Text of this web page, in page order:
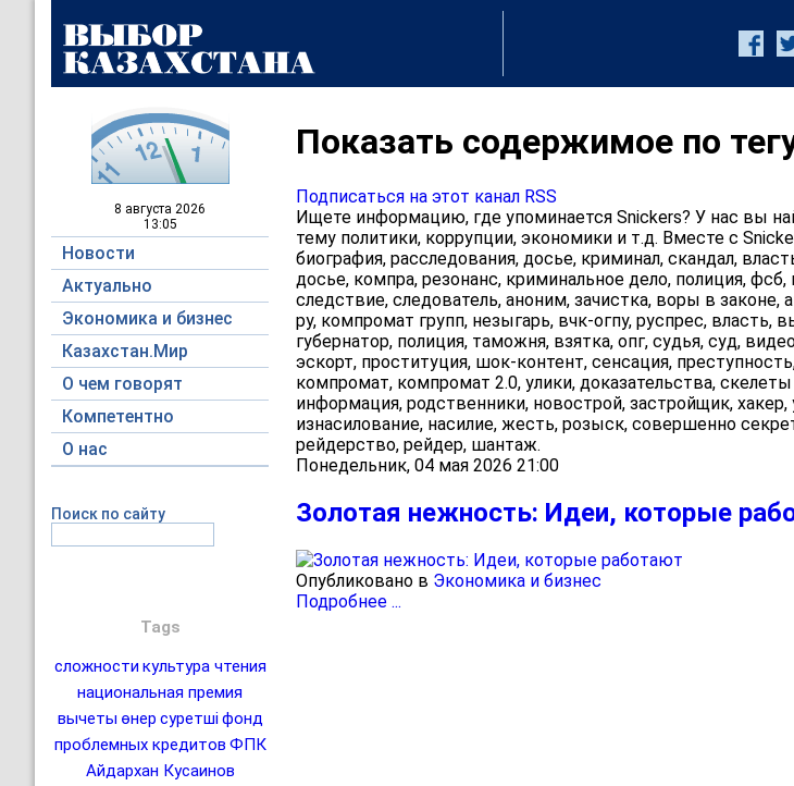
8 августа 2026
13:05
Новости
Актуально
Экономика и бизнес
Казахстан.Мир
О чем говорят
Компетентно
О нас
Поиск по сайту
Tags
сложности культура чтения
национальная премия
вычеты өнер суретшіфонд
проблемных кредитов ФПК
Айдархан Кусаинов
Показать содержимое по
Подписаться на этот канал RSS
Ищете информацию, где упоминается Snickers? У нас вы
тему политики, коррупции, экономики и т.д. Вместе с
биография, расследования, досье, криминал, скандал,
досье, компра, резонанс, криминальное дело, полиция, фсб,
следствие, следователь, аноним, зачистка, воры в законе,
ру, компромат групп, незыгарь, вчк-огпу, руспрес, власть,
губернатор, полиция, таможня, взятка, опг, судья, суд,
эскорт, проституция, шок-контент, сенсация,
компромат, компромат 2.0, улики, доказательства,
информация, родственники, новострой, застройщик,
изнасилование, насилие, жесть, розыск, совершенно
рейдерство, рейдер, шантаж.
Понедельник, 04 мая 2026 21:00
Золотая нежность: Идеи, которые
Опубликовано в Экономика и бизнес
Подробнее ...